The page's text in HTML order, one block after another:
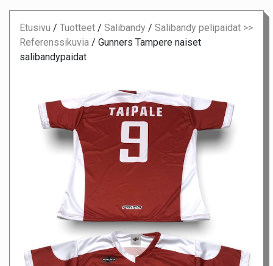
Etusivu / Tuotteet / Salibandy / Salibandy pelipaidat >>
Referenssikuvia / Gunners Tampere naiset
salibandypaidat